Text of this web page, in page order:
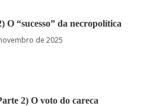
O “sucesso” da necropolítica
de 2025
2) O voto do careca